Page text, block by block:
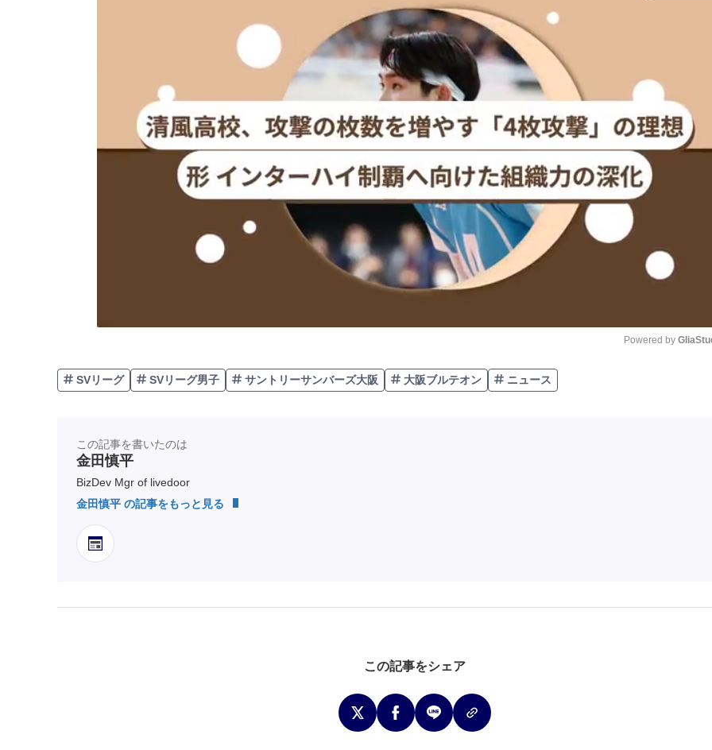
Powered by
SVリーグ SVリーグ男子 サントリーサンバーズ大阪 大阪ブルテオン ニュース
この記事を書いたのは
金田慎平
BizDev Mgr of livedoor
金田慎平 の記事をもっと見る
この記事をシェア